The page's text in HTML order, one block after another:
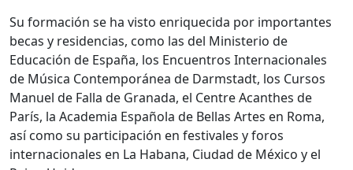
Su formación se ha visto enriquecida por importantes
becas y residencias, como las del Ministerio de
Educación de España, los Encuentros Internacionales
de Música Contemporánea de Darmstadt, los Cursos
Manuel de Falla de Granada, el Centre Acanthes de
París, la Academia Española de Bellas Artes en Roma,
así como su participación en festivales y foros
internacionales en La Habana, Ciudad de México y el